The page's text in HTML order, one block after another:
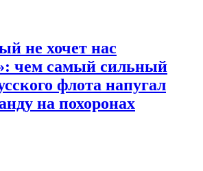
не хочет нас
чем самый сильный
флота напугал
на похоронах